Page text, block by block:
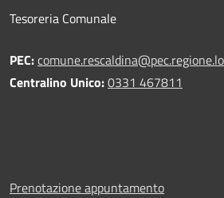
Tesoreria Comunale
PEC:
Centralino Unico:0331 467811
Prenotazione appuntamento